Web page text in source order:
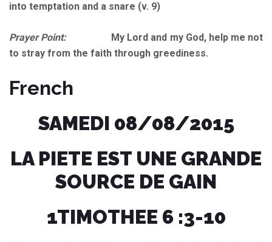
into temptation and a snare (v. 9)
Prayer Point:My Lord and my God, help me not
to stray from the faith through greediness.
French
SAMEDI 08/08/2015
LA PIETE EST UNE GRANDE
SOURCE DE GAIN
1TIMOTHEE 6 :3-10